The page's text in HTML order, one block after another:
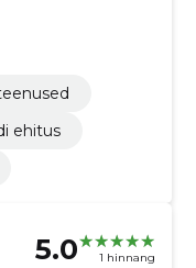
ehitus
5.0 1 hinnang